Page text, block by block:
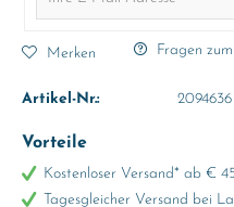
Merken Fragen
Artikel-Nr.: 2094636
Vorteile
Kostenloser Versand* ab €
Tagesgleicher Versand bei